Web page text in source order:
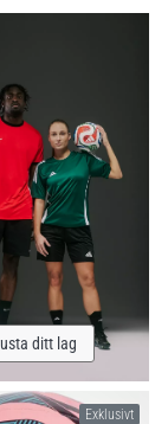
ditt lag
Exklusivt